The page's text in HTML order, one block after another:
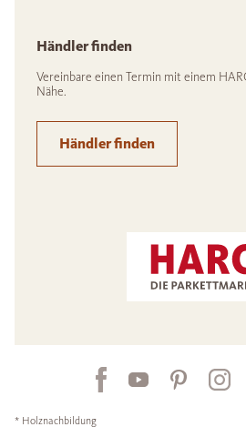
Händler finden
Vereinbare einen Termin mit einem
Nähe.
Händler finden
* Holznachbildung